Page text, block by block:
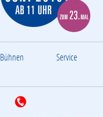
Bühnen Service
T